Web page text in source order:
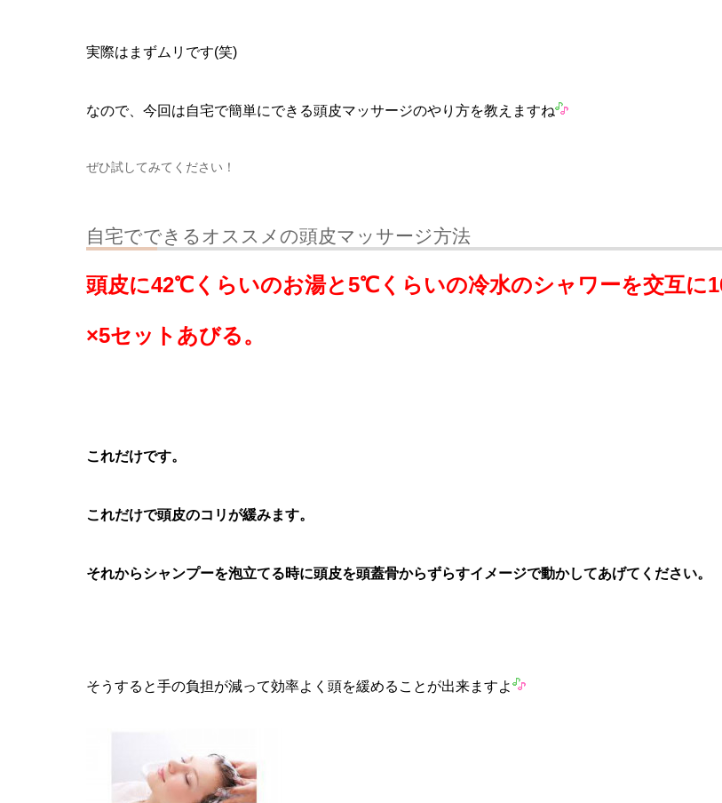
実際はまずムリです(笑)
なので、今回は自宅で簡単にできる頭皮マッサージのやり方を教えますね
ぜひ試してみてください！
自宅でできるオススメの頭皮マッサージ方法
頭皮に42℃くらいのお湯と5℃くらいの冷水のシャワーを交互に
×5セットあびる。
これだけです。
これだけで頭皮のコリが緩みます。
それからシャンプーを泡立てる時に頭皮を頭蓋骨からずらすイメージで動かしてあげてください。
そうすると手の負担が減って効率よく頭を緩めることが出来ますよ